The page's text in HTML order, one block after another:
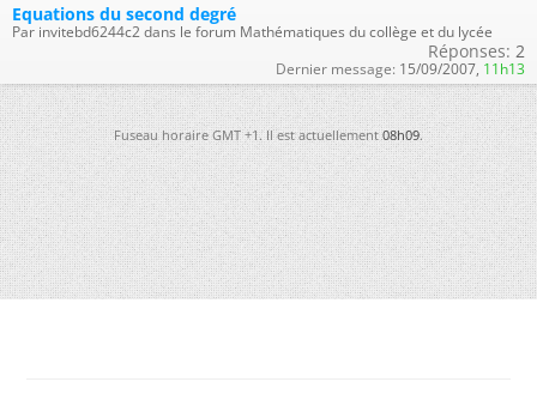
Equations du second degré
Par invitebd6244c2 dans le forum Mathématiques du collège et du lycée
Réponses: 2
Dernier message: 15/09/2007, 11h13
Fuseau horaire GMT +1. Il est actuellement08h09.